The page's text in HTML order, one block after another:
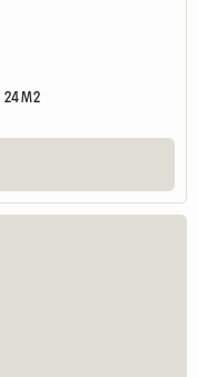
24 M2